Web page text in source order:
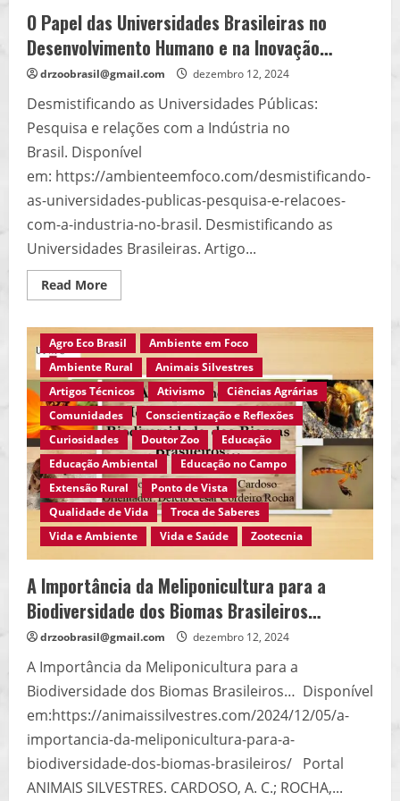
O Papel das Universidades Brasileiras no
Desenvolvimento Humano e na Inovação…
drzoobrasil@gmail.com dezembro 12, 2024
Desmistificando as Universidades Públicas:
Pesquisa e relações com a Indústria no
Brasil. Disponível
em: https://ambienteemfoco.com/desmistificando-
as-universidades-publicas-pesquisa-e-relacoes-
com-a-industria-no-brasil. Desmistificando as
Universidades Brasileiras. Artigo...
Read MoreRead
more
Papel
das
Universidades
Brasileiras
no
Desenvolvimento
Humano
e
na
Inovação…
Agro Eco Brasil
Ambiente em Foco
Ambiente Rural
Animais Silvestres
Artigos Técnicos
Ativismo
Ciências Agrárias
Comunidades
Conscientização e Reflexões
Curiosidades
Doutor Zoo
Educação
Educação Ambiental
Educação no Campo
Extensão Rural
Ponto de Vista
Qualidade de Vida
Troca de Saberes
Vida e Ambiente
Vida e Saúde Zootecnia
A Importância da Meliponicultura para a
Biodiversidade dos Biomas Brasileiros…
drzoobrasil@gmail.com dezembro 12, 2024
A Importância da Meliponicultura para a
Biodiversidade dos Biomas Brasileiros… Disponível
em:https://animaissilvestres.com/2024/12/05/a-
importancia-da-meliponicultura-para-a-
biodiversidade-dos-biomas-brasileiros/ Portal
ANIMAIS SILVESTRES. CARDOSO, A. C.; ROCHA,...